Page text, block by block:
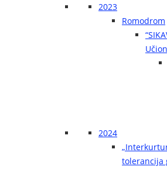
2023
Romodrom
2024
tolerancija